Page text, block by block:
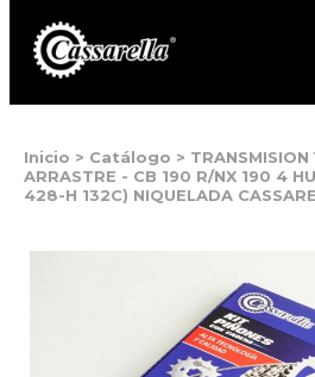
Inicio > Catálogo > TRANSMISION
ARRASTRE - CB 190 R/NX 190 4
428-H 132C) NIQUELADA